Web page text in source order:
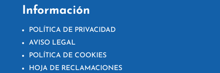
Información
POLÍTICA DE PRIVACIDAD
AVISO LEGAL
POLÍTICA DE COOKIES
HOJA DE RECLAMACIONES